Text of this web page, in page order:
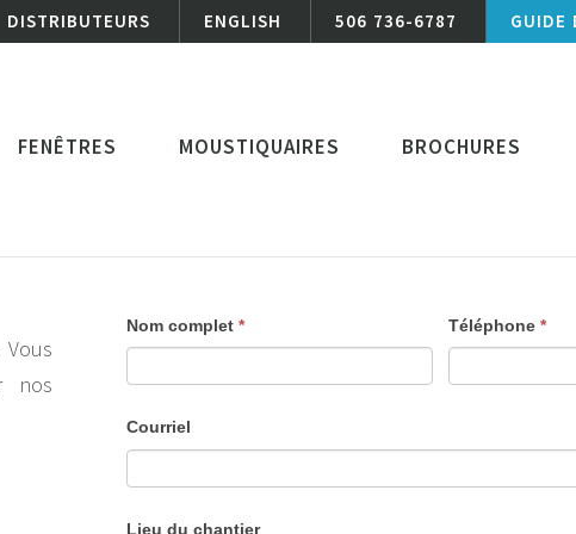
DISTRIBUTEURS ENGLISH 506 736-6787 GUIDE
FENÊTRES MOUSTIQUAIRES BROCHURES
nos
contact
If
human,
Nom complet * Téléphone *
Courriel
Lieu du chantier